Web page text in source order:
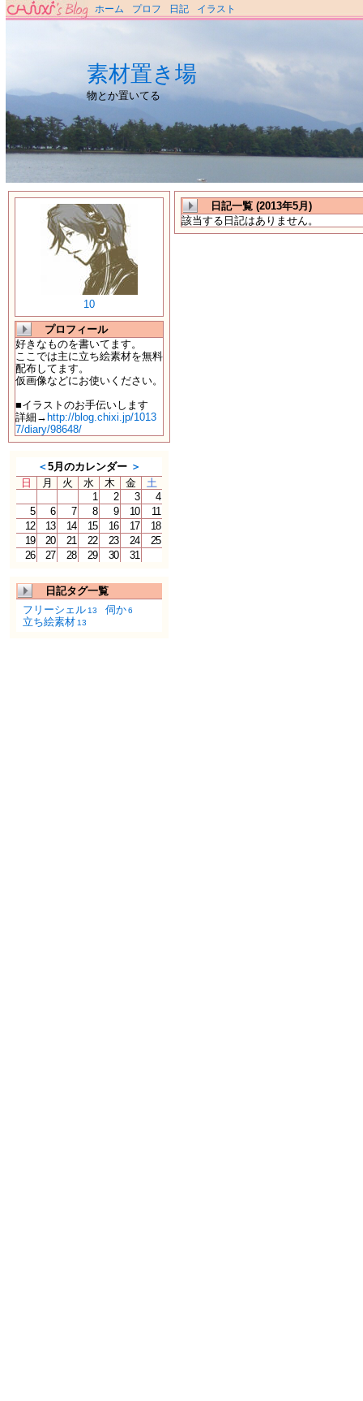
ホーム プロフ 日記 イラスト
素材置き場
物とか置いてる
10
プロフィール
好きなものを書いてます。
ここでは主に立ち絵素材を無料
配布してます。
仮画像などにお使いください。
■イラストのお手伝いします
詳細→ http://blog.chixi.jp/1013
7/diary/98648/
＜5月のカレンダー ＞
日
月 火 水 木 金
土
1
2 3
4
5
6 7 8 9 10
11
12
13 14 15 16 17
18
19
20 21 22 23 24
25
26
27 28 29 30 31
日記タグ一覧
フリーシェル 13 伺か6
立ち絵素材 13
日記一覧 (2013年5月)
該当する日記はありません。